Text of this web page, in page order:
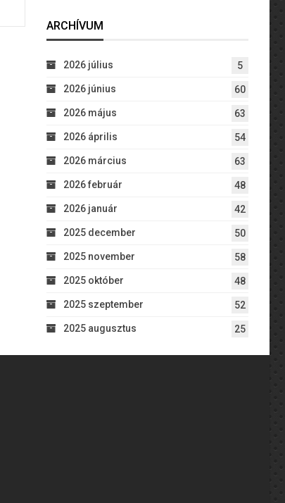
ARCHÍVUM
2026 július 5
2026 június 60
2026 május 63
2026 április 54
2026 március 63
2026 február 48
2026 január 42
2025 december 50
2025 november 58
2025 október 48
2025 szeptember 52
2025 augusztus 25